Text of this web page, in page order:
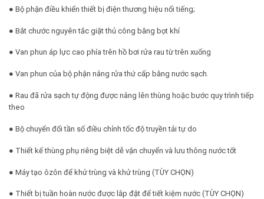
● Bộ phận điều khiển thiết bị điện thương hiệu nổi tiếng;
● Bắt chước nguyên tắc giặt thủ công bằng bọt khí
● Van phun áp lực cao phía trên hồ bơi rửa rau từ trên xuống
● Van phun của bộ phận nâng rửa thứ cấp bằng nước sạch.
● Rau đã rửa sạch tự động được nâng lên thùng hoặc bước quy trình tiếp
theo
● Bộ chuyển đổi tần số điều chỉnh tốc độ truyền tải tự do
● Thiết kế thùng phụ riêng biệt dễ vận chuyển và lưu thông nước tốt
● Máy tạo ôzôn để khử trùng và khử trùng (TÙY CHỌN)
● Thiết bị tuần hoàn nước được lắp đặt để tiết kiệm nước (TÙY CHỌN)